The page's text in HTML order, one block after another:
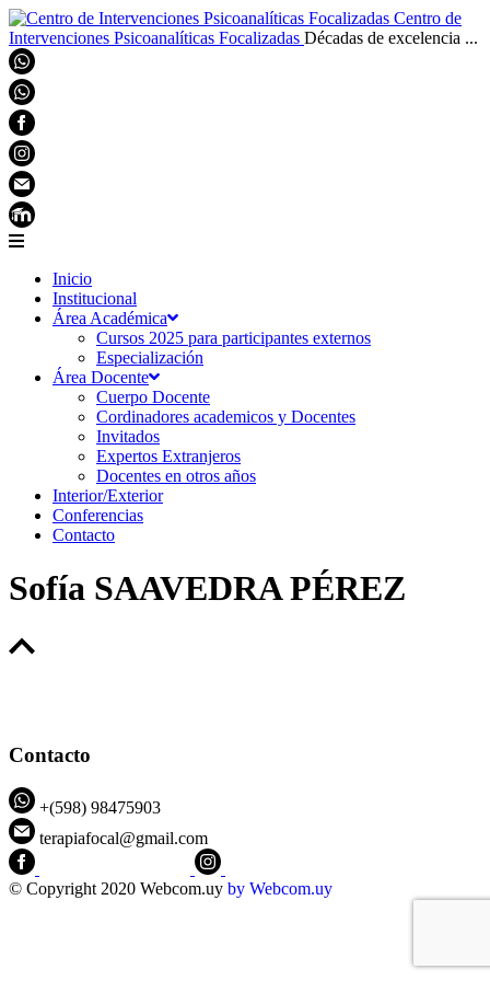
Centro de
Intervenciones Psicoanalíticas Focalizadas Décadas de excelencia ...
Inicio
Institucional
Área Académica
Cursos 2025 para participantes externos
Especialización
Área Docente
Cuerpo Docente
Cordinadores academicos y Docentes
Invitados
Expertos Extranjeros
Docentes en otros años
Interior/Exterior
Conferencias
Contacto
Sofía SAAVEDRA PÉREZ
Contacto
+(598) 98475903
terapiafocal@gmail.com
© Copyright 2020 Webcom.uy by Webcom.uy